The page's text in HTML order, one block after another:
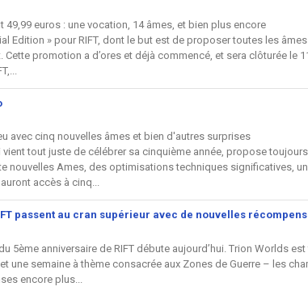
euros : une vocation, 14 âmes, et bien plus encore
Edition » pour RIFT, dont le but est de proposer toutes les
promotion a d’ores et déjà commencé, et sera clôturée le
avec cinq nouvelles âmes et bien d'autres surprises
vient tout juste de célébrer sa cinquième année, propose
nouvelles Ames, des optimisations techniques significatives,
accès à cinq...
passent au cran supérieur avec de nouvelles
5ème anniversaire de RIFT débute aujourd’hui. Trion Worlds
une semaine à thème consacrée aux Zones de Guerre – les
encore plus...